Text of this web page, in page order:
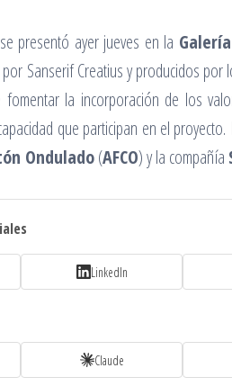
presentó ayer jueves en la
Sanserif Creatius y producidos por
fomentar la incorporación de los
que participan en el
Ondulado(AFCO) y la compañía
LinkedIn
Claude